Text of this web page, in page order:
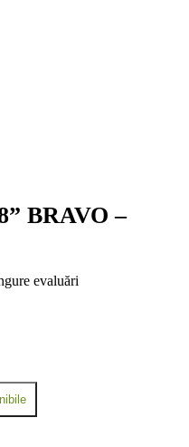
BRAVO –
evaluări